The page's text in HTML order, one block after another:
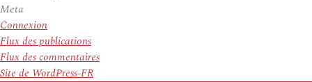
Meta
Connexion
Flux des publications
Flux des commentaires
Site de WordPress-FR